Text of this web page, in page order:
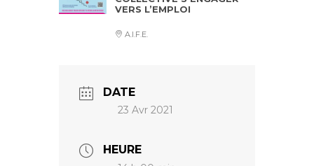
VERS L’EMPLOI
A.I.F.E.
DATE
23 Avr 2021
HEURE